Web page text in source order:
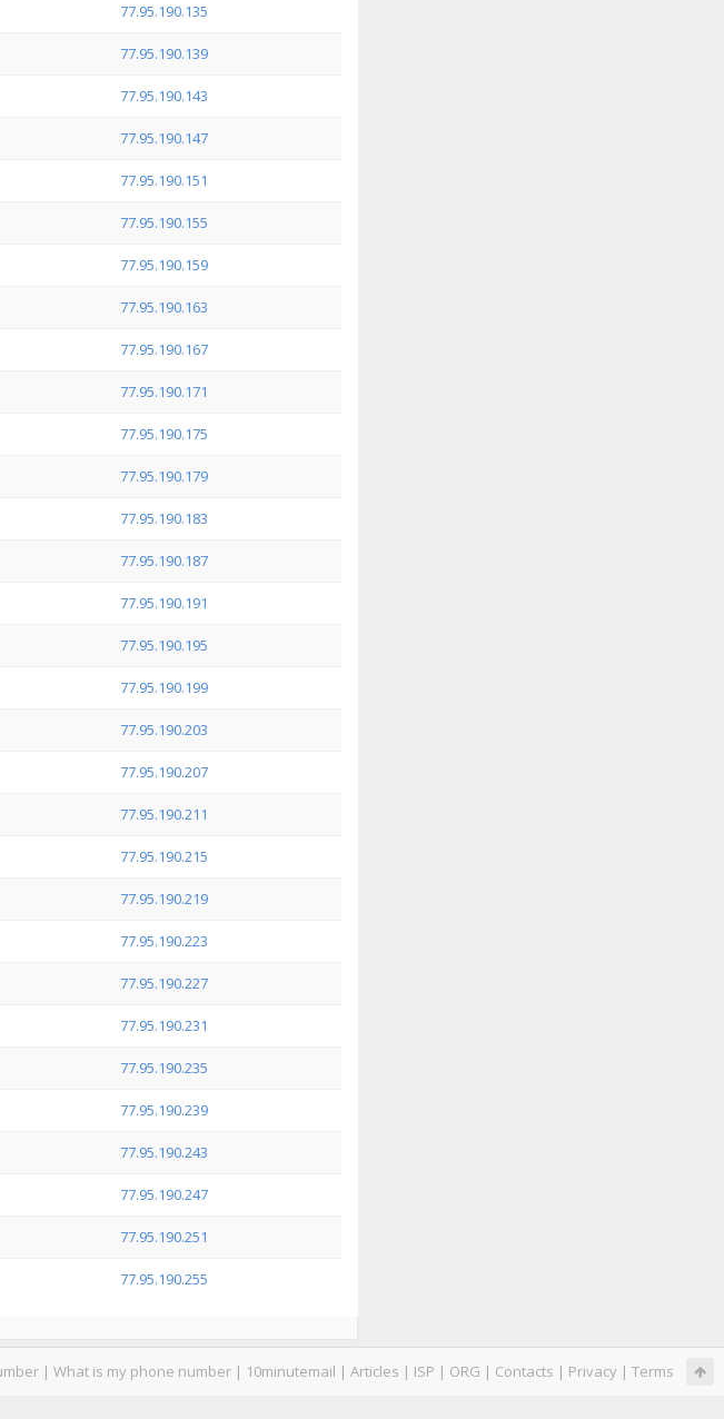
77.95.190.135
77.95.190.139
77.95.190.143
77.95.190.147
77.95.190.151
77.95.190.155
77.95.190.159
77.95.190.163
77.95.190.167
77.95.190.171
77.95.190.175
77.95.190.179
77.95.190.183
77.95.190.187
77.95.190.191
77.95.190.195
77.95.190.199
77.95.190.203
77.95.190.207
77.95.190.211
77.95.190.215
77.95.190.219
77.95.190.223
77.95.190.227
77.95.190.231
77.95.190.235
77.95.190.239
77.95.190.243
77.95.190.247
77.95.190.251
77.95.190.255
| What is my phone number | 10minutemail | Articles | ISP | ORG | Contacts | Privacy | Terms